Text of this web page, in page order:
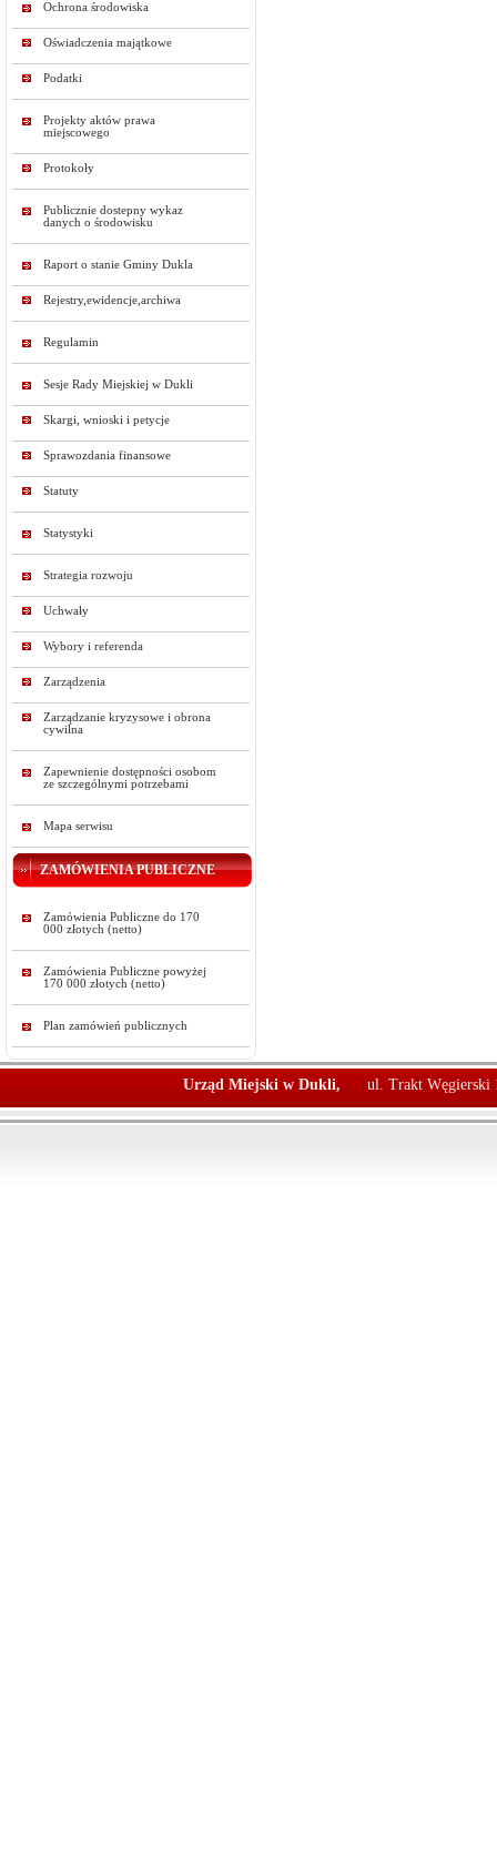
Ochrona środowiska
Oświadczenia majątkowe
Podatki
Projekty aktów prawa
miejscowego
Protokoły
Publicznie dostepny wykaz
danych o środowisku
Raport o stanie Gminy Dukla
Rejestry,ewidencje,archiwa
Regulamin
Sesje Rady Miejskiej w Dukli
Skargi, wnioski i petycje
Sprawozdania finansowe
Statuty
Statystyki
Strategia rozwoju
Uchwały
Wybory i referenda
Zarządzenia
Zarządzanie kryzysowe i obrona
cywilna
Zapewnienie dostępności osobom
ze szczególnymi potrzebami
Mapa serwisu
ZAMÓWIENIA PUBLICZNE
Zamówienia Publiczne do 170
000 złotych (netto)
Zamówienia Publiczne powyżej
170 000 złotych (netto)
Plan zamówień publicznych
Urząd Miejski w Dukli, ul. Trakt Węgierski